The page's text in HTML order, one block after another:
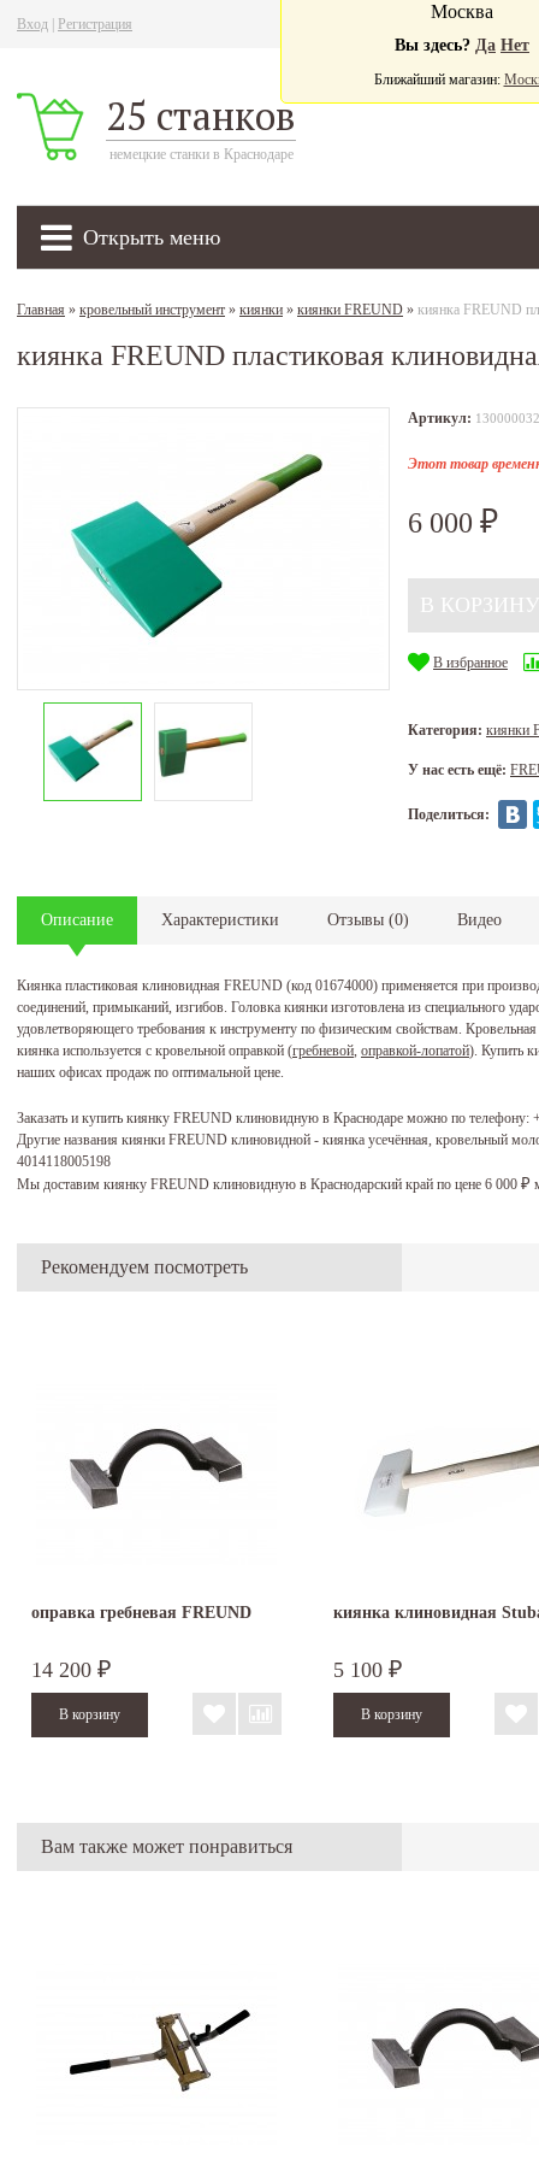
Вход Регистрация
25 станков
немецкие станки в Краснодаре
Открыть меню
Москва
Вы здесь? Да Нет
Ближайший магазин:
Главная » кровельный инструмент » киянки » киянки FREUND » киянка FREUND
киянка FREUND пластиковая
Артикул: 130000032
Этот товар
6 000 ₽
В избранное
Категория: киянки
У нас есть ещё:
Поделиться:
Описание Характеристики Отзывы (0) Видео
Киянка пластиковая клиновидная FREUND (код 01674000) применяется при
соединений, примыканий, изгибов. Головка киянки изготовлена из специального
удовлетворяющего требования к инструменту по физическим свойствам.
киянка используется с кровельной оправкой (гребневой оправкой-лопатой). Купить
наших офисах продаж по оптимальной цене.
Заказать и купить киянку FREUND клиновидную в Краснодаре можно по телефону:
Другие названия киянки FREUND клиновидной - киянка усечённая, кровельный
4014118005198
Мы доставим киянку FREUND клиновидную в Краснодарский край по цене 6 000 ₽
Рекомендуем посмотреть
оправка гребневая FREUND
14 200 ₽
киянка клиновидная
5 100 ₽
Вам также может понравиться